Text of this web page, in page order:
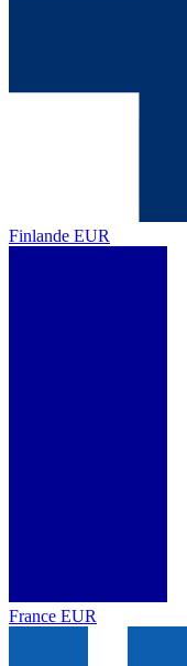
Finlande EUR
France EUR